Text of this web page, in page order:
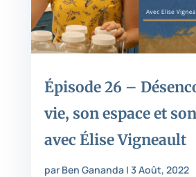
Épisode 26 –
vie, son espace et
avec Élise Vigneault
par Ben Gananda| 3 Août, 2022